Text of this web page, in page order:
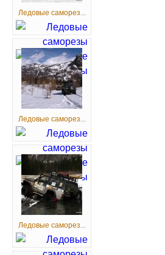
Ледовые саморез...
Ледовые саморез...
Ледовые саморез...